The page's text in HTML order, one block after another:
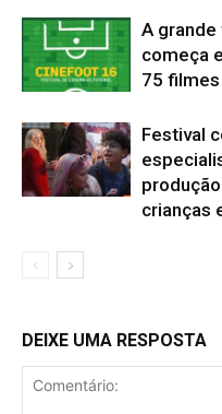
A
começa
75 filmes
Festival
crianças
DEIXE UMA RESPOSTA